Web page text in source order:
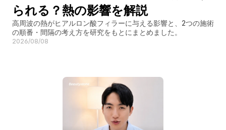
られる？熱の影響を解説
高周波の熱がヒアルロン酸フィラーに与える影響と、2つの施術
の順番・間隔の考え方を研究をもとにまとめました。
2026/08/08